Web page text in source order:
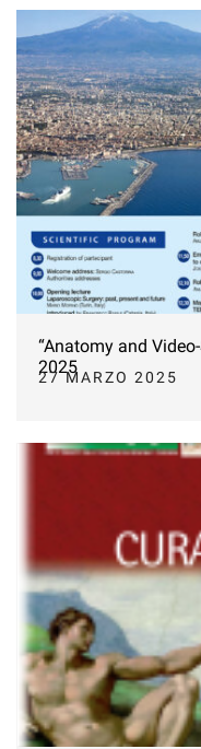
“Anatomy and
2025
27 MARZO 2025